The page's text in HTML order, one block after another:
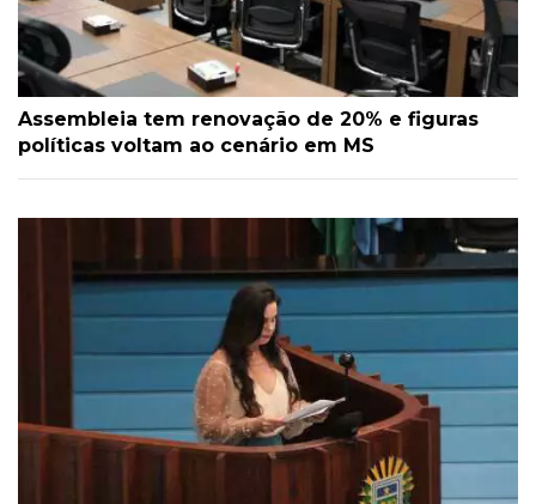
Assembleia tem renovação de 20% e figuras
políticas voltam ao cenário em MS